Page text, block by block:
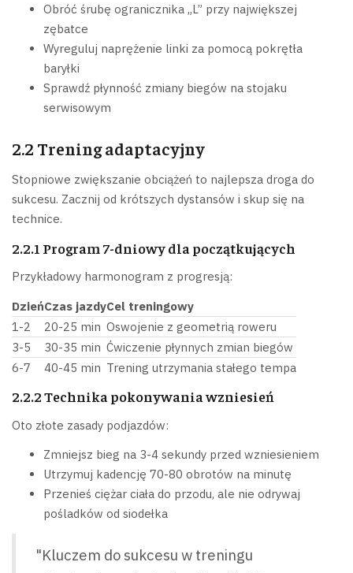
Obróć śrubę ogranicznika „L” przy największej
zębatce
Wyreguluj naprężenie linki za pomocą pokrętła
baryłki
Sprawdź płynność zmiany biegów na stojaku
serwisowym
2.2 Trening adaptacyjny
Stopniowe zwiększanie obciążeń to najlepsza droga do
sukcesu. Zacznij od krótszych dystansów i skup się na
technice.
2.2.1 Program 7-dniowy dla początkujących
Przykładowy harmonogram z progresją:
DzieńCzas jazdyCel treningowy
1-2
20-25 min Oswojenie z geometrią roweru
3-5
30-35 min Ćwiczenie płynnych zmian biegów
6-7
40-45 min Trening utrzymania stałego tempa
2.2.2 Technika pokonywania wzniesień
Oto złote zasady podjazdów:
Zmniejsz bieg na 3-4 sekundy przed wzniesieniem
Utrzymuj kadencję 70-80 obrotów na minutę
Przenieś ciężar ciała do przodu, ale nie odrywaj
pośladków od siodełka
"Kluczem do sukcesu w treningu